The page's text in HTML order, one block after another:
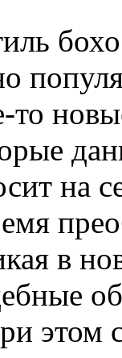
то
на
в
этом